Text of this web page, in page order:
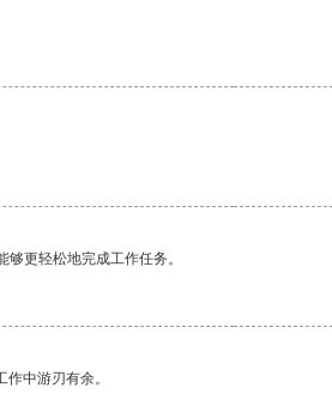
更轻松地完成工作任务。
中游刃有余。